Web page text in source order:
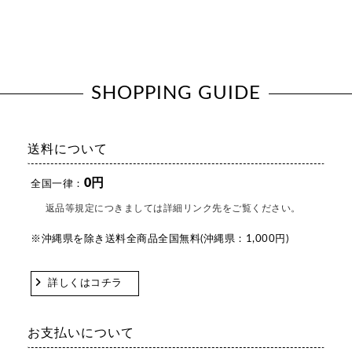
SHOPPING GUIDE
送料について
全国一律： 0円
返品等規定につきましては詳細リンク先をご覧ください。
※沖縄県を除き送料全商品全国無料(沖縄県：1,000円)
詳しくはコチラ
お支払いについて